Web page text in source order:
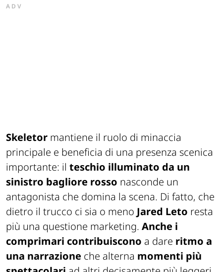
ADV
Skeletor mantiene il ruolo di minaccia
principale e beneficia di una presenza scenica
importante: il teschio illuminato da un
sinistro bagliore rosso nasconde un
antagonista che domina la scena. Di fatto, che
dietro il trucco ci sia o meno Jared Leto resta
più una questione marketing. Anche i
comprimari contribuiscono a dare ritmo a
una narrazione che alterna momenti più